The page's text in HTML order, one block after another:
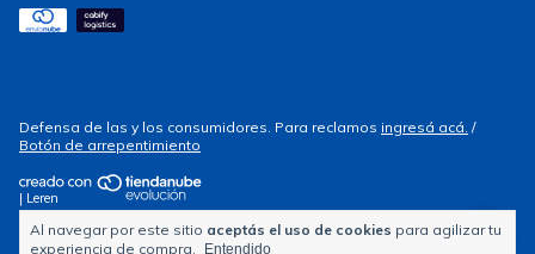
Al navegar por este sitio aceptás el uso de cookies para agilizar tu
experiencia de compra.
Entendido
Defensa de las y los consumidores. Para reclamos ingresá acá. /
Botón de arrepentimiento
| Leren
Copyright Electrocity - 2026. Todos los derechos reservados.